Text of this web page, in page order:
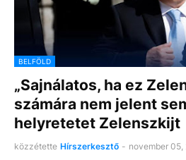
BELFÖLD
„Sajnálatos, ha ez
számára nem jelent
helyretetet Zelenszkijt
közzétette Hírszerkesztő - november 05,